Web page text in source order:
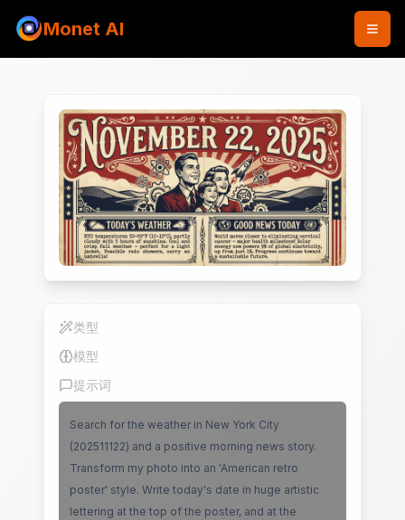
Monet AI
类型
模型
提示词
Search for the weather in New York City
(202511122) and a positive morning news story.
Transform my photo into an 'American retro
poster' style. Write today's date in huge artistic
lettering at the top of the poster, and at the